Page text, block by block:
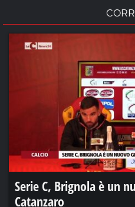
Serie C, Brignola è un
Catanzaro